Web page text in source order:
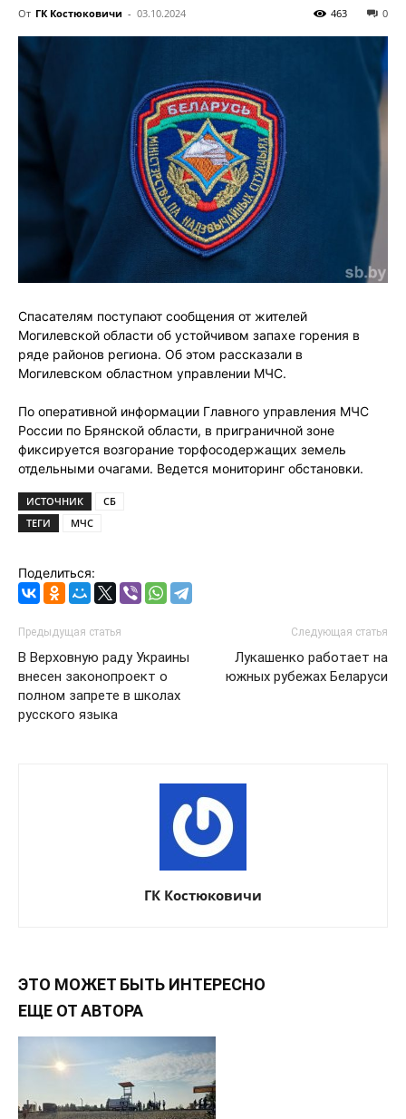
От ГК Костюковичи - 03.10.2024 0
463
Спасателям поступают сообщения от жителей
Могилевской области об устойчивом запахе горения в
ряде районов региона. Об этом рассказали в
Могилевском областном управлении МЧС.
По оперативной информации Главного управления МЧС
России по Брянской области, в приграничной зоне
фиксируется возгорание торфосодержащих земель
отдельными очагами. Ведется мониторинг обстановки.
ИСТОЧНИК
СБ
ТЕГИ
МЧС
Поделиться:
Предыдущая статья
В Верховную раду Украины
внесен законопроект о
полном запрете в школах
русского языка
Следующая статья
Лукашенко работает на
южных рубежах Беларуси
ГК Костюковичи
ЭТО МОЖЕТ БЫТЬ ИНТЕРЕСНО
ЕЩЕ ОТ АВТОРА